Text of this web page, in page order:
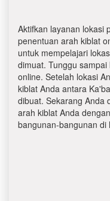
Aktifkan layanan lokasi
penentuan arah kiblat
untuk mempelajari
dimuat. Tunggu
online. Setelah lokasi
kiblat Anda antara
dibuat. Sekarang Anda
arah kiblat Anda
bangunan-bangunan di